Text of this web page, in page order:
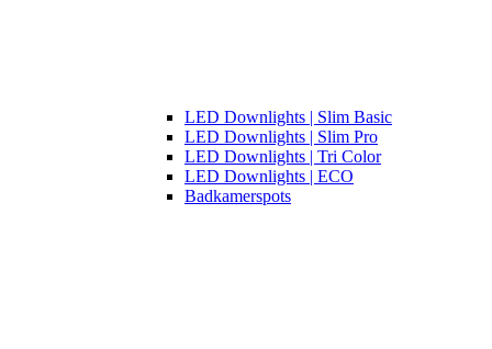
LED Downlights | Slim Basic
LED Downlights | Slim Pro
LED Downlights | Tri Color
LED Downlights | ECO
Badkamerspots